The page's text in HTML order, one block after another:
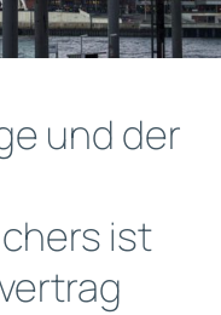
und der
ist